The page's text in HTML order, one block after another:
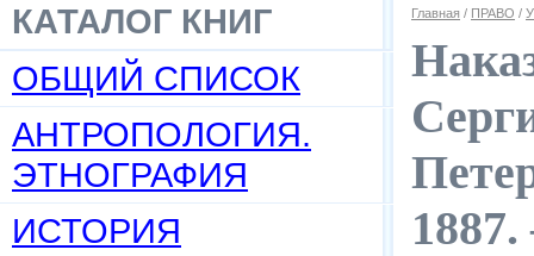
КАТАЛОГ КНИГ
ОБЩИЙ СПИСОК
АНТРОПОЛОГИЯ.
ЭТНОГРАФИЯ
ИСТОРИЯ
Главная / ПРАВО /